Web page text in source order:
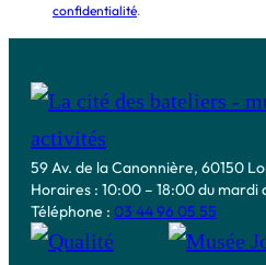
confidentialité.
59 Av. de la Canonnière, 60150
Horaires : 10:00 – 18:00 du mardi
Téléphone : 03 44 96 05 55